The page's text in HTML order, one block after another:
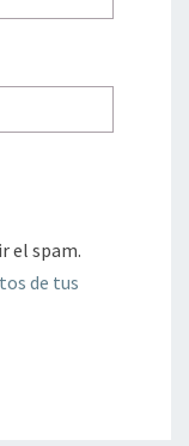
el spam.
de tus